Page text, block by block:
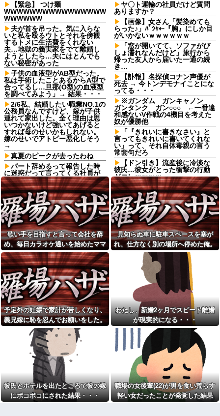
【緊急】 つけ麺
WWWWWWWWWWWWWWWW
WWWWWW
夫が首を吊った。気に入らな
いと私を殴るウトとそれを傍観
するトメに生活費をくれない
夫…地獄の義実家をでて離婚し
ようとしたら…夫にはとんでも
ない秘密があった
子供の血液型がAB型だった。
私は手術したことあるからA型で
合ってるし…旦那(O型)の血液型
を調べてみよう」→ 結果・・・
2/6私、結婚したい職業NO.1の
公務員なんですけど、嫁が子供
連れて家出した。全く理由は思
いつかないけど強いてあげると
すれば母のせいかもしれない。
嫁のせいでアトピー悪化しそう
→
真夏のピークが去ったわね
パート辞めるって報告した時
に迷惑だって言ってくる社員が
いて、その人の不満を言い返し
てしまった
ATMで何度も入出金を繰り返
す人に声をかけた若い女性にモ
ヤっとする。若い人ってそんな
余裕ないのかな？
友達の家に遊びに行ったらア
ルバムに私の写真が飾ってあっ
た。しかも私が知らない写真
レストランで。夫婦「今日は
娘の誕生日なんです」店員
「少々お待ちください」→運ば
れてきた"あるもの"に思わず涙
がこぼれて…
何度もお金を貸してきたシン
ママ妹が、今度はランドセル代
と制服代まで要求してきた。そ
の裏事情を知って頭を抱えるこ
とに…
お前ら「日本も核武装汁！」
←１万発の核弾頭どこに
イーロン・マスク「中国のロ
ボットはデタラメで遠隔操作し
てるだけ」
【画像】森高千里(55) 「ミニ
スカートはとてもムリよ若い子
には負けるわ」←ワイらにはブ
ッ刺さりまくってしまうw w w
w w w
ヤ〇ト運輸の社員だけど質問
ありますか？
【画像】女さん「髪染めても
らった♪」ﾊﾟｼｬ⇠『胸』にしか目
がいかないｗｗｗｗｗｗ
「窓が開いてて、ソファがび
しょ濡れなんだけど」旅行から
帰った友人から届いた一通の続
き…
【訃報】名探偵コナン声優が
死去 → 今トンデモナイことにな
ってる・・・
※ガンダム ガンキャノン
ガンタンク ガン○○○ ←一番違
和感ないV作戦の4機目を考えた
奴が優勝他
「『きれいに書きなさい』と
言ってもきれいに書いてくれな
い」って、それ自体毒親の言う
常套句だろ
【ドン引き】流産後に冷淡な
彼氏…彼女がとった衝撃の行動
がコレｗｗｗｗ
日頃からセクハラ三昧で毎回
周囲に〆られても反省しないウ
トに、とうとう後ろから抱きつ
かれて胸を掴まれた → 私は肘で
ウトの腹を思い切りどついて、○
玉あたりを蹴飛ばし…
【正論】彫り師YouTuber「刺
青タトゥー入れてる奴は全員バ
カです。偏見は正しい。すごい
民度低い」
【朗報】寺田心、週6ジム通い
で体重62kg→82kgに
wwwwwwww
スッポン解体動画を見る彼女
「美味しそう♪」→俺「生きたま
ま捌かれて可哀想だろ！サイコ
パスか？」←お前らどっち？
「仕事にあぶれたから雇って
ほしい、なんでもする」とキチ
ママがやってきた
トメ「お腹の子は孫と認めな
い！」とイキるクソトメに父親
不明のコトメ子を引き合いに出
した私。トメ「米軍の血筋
よ！」私「〇〇じゃないです
か」←得体の知れない～はお前
（コトメ）のところだろｗ
【衝撃】秋田県の超エリート
幹部、オンライン会見に「バス
歌い手を目指すと言って会社を辞
め、毎日カラオケ通いを始めたママ
友。嫌な予感は見事に当たってしま
い…
見知らぬ車に駐車スペースを塞が
れ、仕方なく別の場所へ停めた俺。
気づけばパトカーまで来る騒ぎにな
って…
予定外の妊娠で家計が苦しくなり、
義兄嫁に恥を忍んでお願いをした。
その返事が予想外すぎて…
わたし、新婚2ヶ月でスピード離婚
が現実的になる・・・
彼氏とホテルを出たところで彼の嫁
にボコボコにされた結果・・・
職場の女後輩(22)が男を食い荒らす
軽い女だったことが発覚した結果